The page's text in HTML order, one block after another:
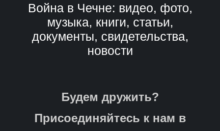
Война в Чечне: видео, фото,
музыка, книги, статьи,
документы, свидетельства,
новости
Будем дружить?
Присоединяйтесь к нам в